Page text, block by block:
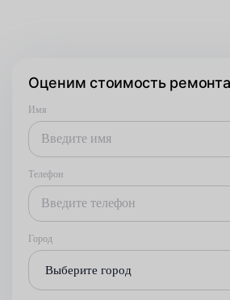
Оценим стоимость
Имя
Телефон
Город
Выберите город